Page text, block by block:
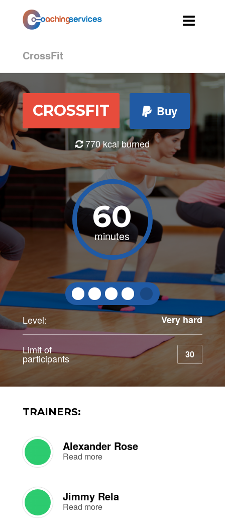
CrossFit
CROSSFIT Buy
770 kcal burned
60
minutes
Level: Very hard
Limit of
participants 30
TRAINERS:
Alexander Rose
Read more
Jimmy Rela
Read more